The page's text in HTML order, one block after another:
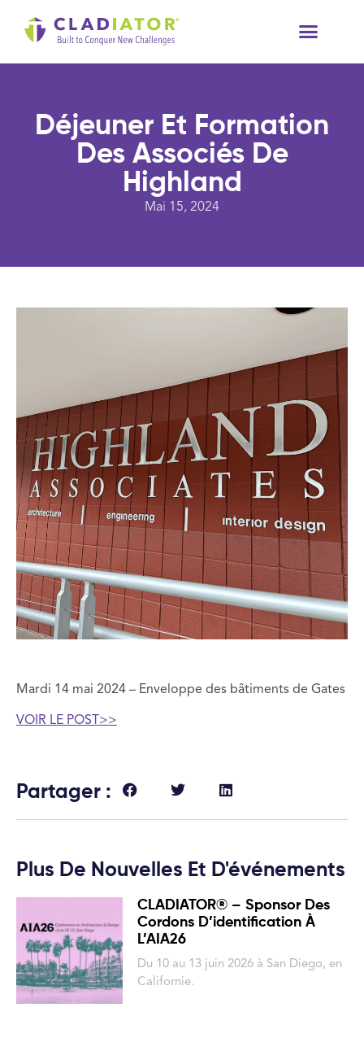
Déjeuner Et Formation
Des Associés De
Highland
Mai 15, 2024
Mardi 14 mai 2024 – Enveloppe des bâtiments de Gates
VOIR LE POST>>
Partager :
Plus De Nouvelles Et D'événements
CLADIATOR® – Sponsor Des
Cordons D’identification À
L’AIA26
Du 10 au 13 juin 2026 à San Diego, en
Californie.